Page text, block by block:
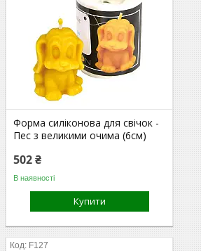
Форма силіконова для свічок -
Пес з великими очима (6см)
502 ₴
В наявності
Купити
F127